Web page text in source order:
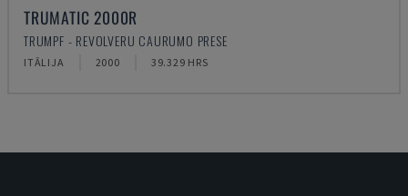
TRUMATIC 2000R
TRUMPF - REVOLVERU CAURUMO PRESE
ITĀLIJA 2000 39.329 HRS